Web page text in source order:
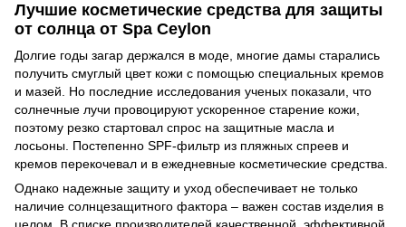
Лучшие косметические средства для защиты
от солнца от Spa Ceylon
Долгие годы загар держался в моде, многие дамы старались
получить смуглый цвет кожи с помощью специальных кремов
и мазей. Но последние исследования ученых показали, что
солнечные лучи провоцируют ускоренное старение кожи,
поэтому резко стартовал спрос на защитные масла и
лосьоны. Постепенно SPF-фильтр из пляжных спреев и
кремов перекочевал и в ежедневные косметические средства.
Однако надежные защиту и уход обеспечивает не только
наличие солнцезащитного фактора – важен состав изделия в